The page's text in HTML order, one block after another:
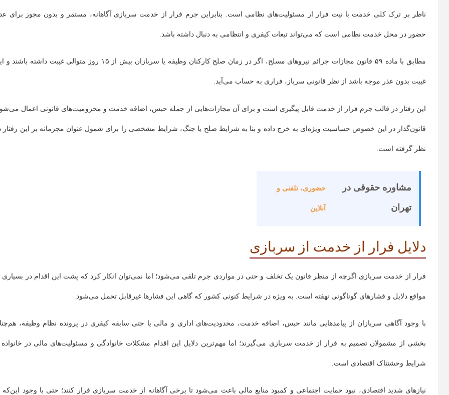
ناظر بر ترک کلی خدمت با نیت فرار از مسئولیت‌های نظامی است. بنابراین جرم فرار از خدمت سربازی آگاهانه، مستمر و بدون مجوز برای
حضور در محل خدمت نظامی است که می‌تواند تبعات کیفری و انتظامی به دنبال داشته باشد.
مطابق با ماده ۵۹ قانون مجازات جرائم نیروهای مسلح، اگر در زمان صلح کارکنان وظیفه یا سربازان بیش از ۱۵ روز متوالی غیبت داشته
غیبت بدون عذر موجه باشد از نظر قانونی سرباز، فراری به حساب می‌آید.
این رفتار در قالب جرم فرار از خدمت قابل پیگیری است و برای آن مجازات‌هایی از جمله حبس، اضافه خدمت و محرومیت‌های قانونی اعمال
قانون‌گذار در این خصوص حساسیت ویژه‌ای به خرج داده و بنا به شرایط صلح یا جنگ، شرایط مشخصی را برای شمول عنوان مجرمانه بر این رفتار
نظر گرفته است.
مشاوره حقوقی در
تهران
حضوری، تلفنی و
آنلاین
دلایل فرار از خدمت از سربازی
فرار از خدمت سربازی اگرچه از منظر قانون یک تخلف و حتی در مواردی جرم تلقی می‌شود؛ اما نمی‌توان انکار کرد که پشت این اقدام در بسیاری
مواقع دلایل و فشارهای گوناگونی نهفته است. به ویژه در شرایط کنونی کشور که گاهی این فشارها غیرقابل تحمل می‌شود.
با وجود آگاهی سربازان از پیامدهایی مانند حبس، اضافه خدمت، محدودیت‌های اداری و مالی یا حتی سابقه کیفری در پرونده نظام وظیفه،
بخشی از مشمولان تصمیم به فرار از خدمت سربازی می‌گیرند؛ اما مهم‌ترین دلایل این اقدام مشکلات خانوادگی و مسئولیت‌های مالی در خانواده
شرایط وحشتناک اقتصادی است.
نیازهای شدید اقتصادی، نبود حمایت اجتماعی و کمبود منابع مالی باعث می‌شود تا برخی آگاهانه از خدمت سربازی فرار کنند؛ حتی با وجود این‌که